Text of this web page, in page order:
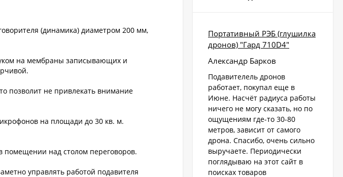
(динамика) диаметром 200 мм,
на мембраны записывающих и
позволит не привлекать внимание
на площади до 30 кв. м.
помещении над столом переговоров.
управлять работой подавителя
Портативный РЭБ (глушилка
дронов) "Гард 710D4"
Александр Барков
Подавителель дронов
работает, покупал еще в
Июне. Насчёт радиуса работы
ничего не могу сказать, но по
ощущениям где-то 30-80
метров, зависит от самого
дрона. Спасибо, очень сильно
выручаете. Периодически
поглядываю на этот сайт в
поисках товаров